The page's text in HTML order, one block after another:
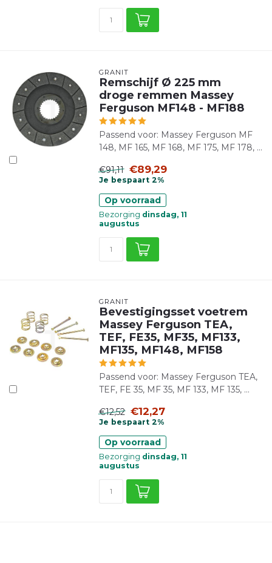
GRANIT
Remschijf Ø 225 mm
droge remmen Massey
Ferguson MF148 - MF188
Passend voor: Massey Ferguson MF
148, MF 165, MF 168, MF 175, MF 178, ...
€91,11 €89,29
Je bespaart 2%
Op voorraad
Bezorging dinsdag, 11
augustus
GRANIT
Bevestigingsset voetrem
Massey Ferguson TEA,
TEF, FE35, MF35, MF133,
MF135, MF148, MF158
Passend voor: Massey Ferguson TEA,
TEF, FE 35, MF 35, MF 133, MF 135, ...
€12,52 €12,27
Je bespaart 2%
Op voorraad
Bezorging dinsdag, 11
augustus